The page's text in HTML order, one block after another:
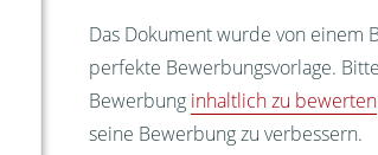
Das Dokument wurde von einem
perfekte Bewerbungsvorlage.
Bewerbung inhaltlich zu bewerten
seine Bewerbung zu verbessern.